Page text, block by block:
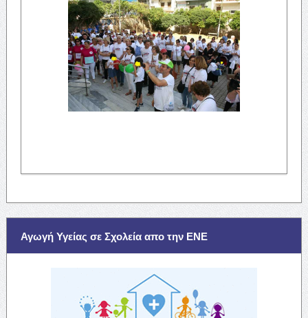
Αγωγή Υγείας σε Σχολεία απο την ΕΝΕ